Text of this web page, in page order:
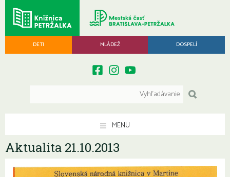
DETI MLÁDEŽ DOSPELÍ
MENU
Aktualita 21.10.2013